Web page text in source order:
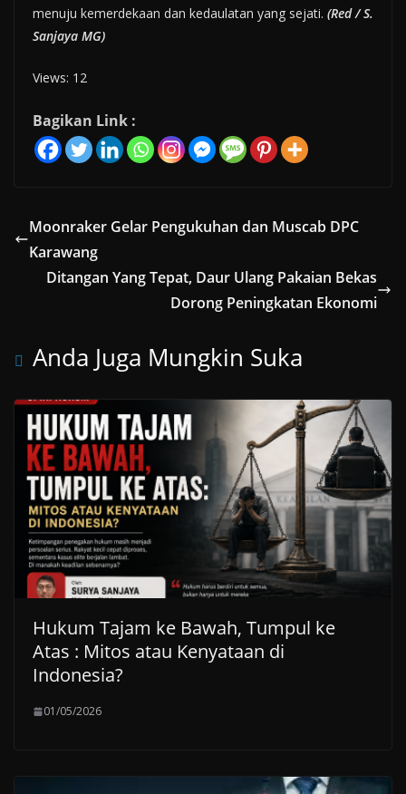
menuju kemerdekaan dan kedaulatan yang sejati. (Red / S.
Sanjaya MG)
Views: 12
Bagikan Link :
Moonraker Gelar Pengukuhan dan Muscab DPC
Karawang
Ditangan Yang Tepat, Daur Ulang Pakaian Bekas
Dorong Peningkatan Ekonomi
Anda Juga Mungkin Suka
Hukum Tajam ke Bawah, Tumpul ke
Atas : Mitos atau Kenyataan di
Indonesia?
01/05/2026